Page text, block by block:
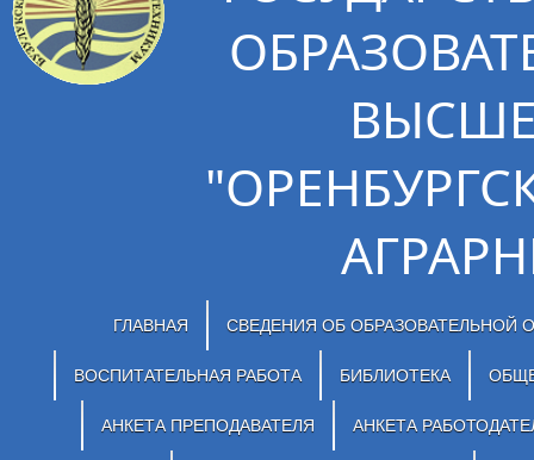
ГЛАВНАЯ СВЕДЕНИЯ ОБ ОБРАЗОВАТЕЛЬНОЙ
ВОСПИТАТЕЛЬНАЯ РАБОТА БИБЛИОТЕКА
АНКЕТА ПРЕПОДАВАТЕЛЯ АНКЕТА